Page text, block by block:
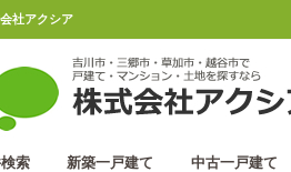
社アクシア
索 新築一戸建て 中古一戸建て